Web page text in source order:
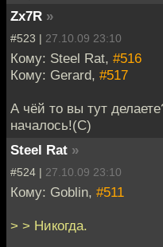
Zx7R »
#523 | 27.10.09 23:10
Кому: Steel Rat, #516
Кому: Gerard, #517
А чёй то вы тут
началось!(С)
Steel Rat »
#524 | 27.10.09 23:10
Кому: Goblin, #511
> > Никогда.